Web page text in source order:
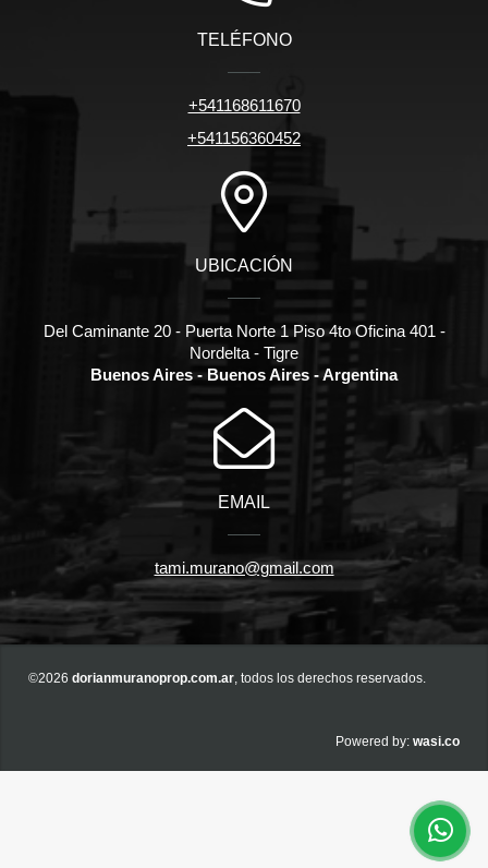
TELÉFONO
+541168611670
+541156360452
UBICACIÓN
Del Caminante 20 - Puerta Norte 1 Piso 4to Oficina 401 -
Nordelta - Tigre
Buenos Aires - Buenos Aires - Argentina
EMAIL
tami.murano@gmail.com
©2026 dorianmuranoprop.com.ar, todos los derechos reservados.
Powered by: wasi.co